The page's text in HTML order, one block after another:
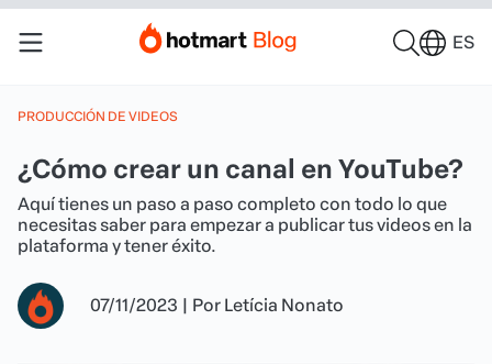
ES
PRODUCCIÓN DE VIDEOS
¿Cómo crear un canal en YouTube?
Aquí tienes un paso a paso completo con todo lo que
necesitas saber para empezar a publicar tus videos en la
plataforma y tener éxito.
07/11/2023 | Por Letícia Nonato